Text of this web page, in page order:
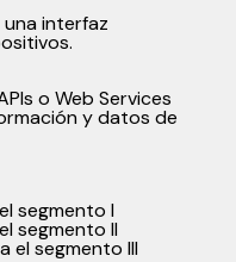
interfaz
o Web Services
y datos de
segmento I
segmento II
el segmento III